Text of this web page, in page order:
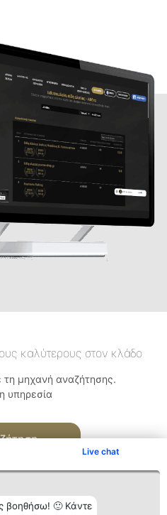
Live chat
βοηθήσω! 🙂 Κάντε
καλύτερους στον κλάδο
τη μηχανή αναζήτησης.
υπηρεσία